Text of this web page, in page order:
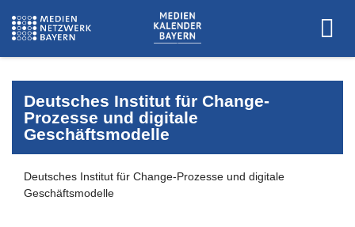
Deutsches Institut für Change-
Prozesse und digitale
Geschäftsmodelle
Deutsches Institut für Change-Prozesse und digitale
Geschäftsmodelle